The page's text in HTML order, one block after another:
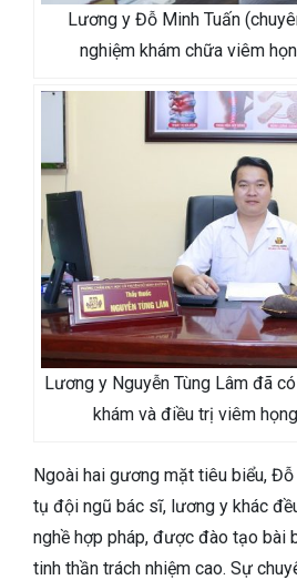
Lương y Đỗ Minh Tuấn
nghiệm khám chữa viêm
Lương y Nguyễn Tùng Lâm đã
khám và điều trị viêm
Ngoài hai gương mặt tiêu biểu,
tụ đội ngũ bác sĩ, lương y khác
nghề hợp pháp, được đào tạo bài
tinh thần trách nhiệm cao. Sự